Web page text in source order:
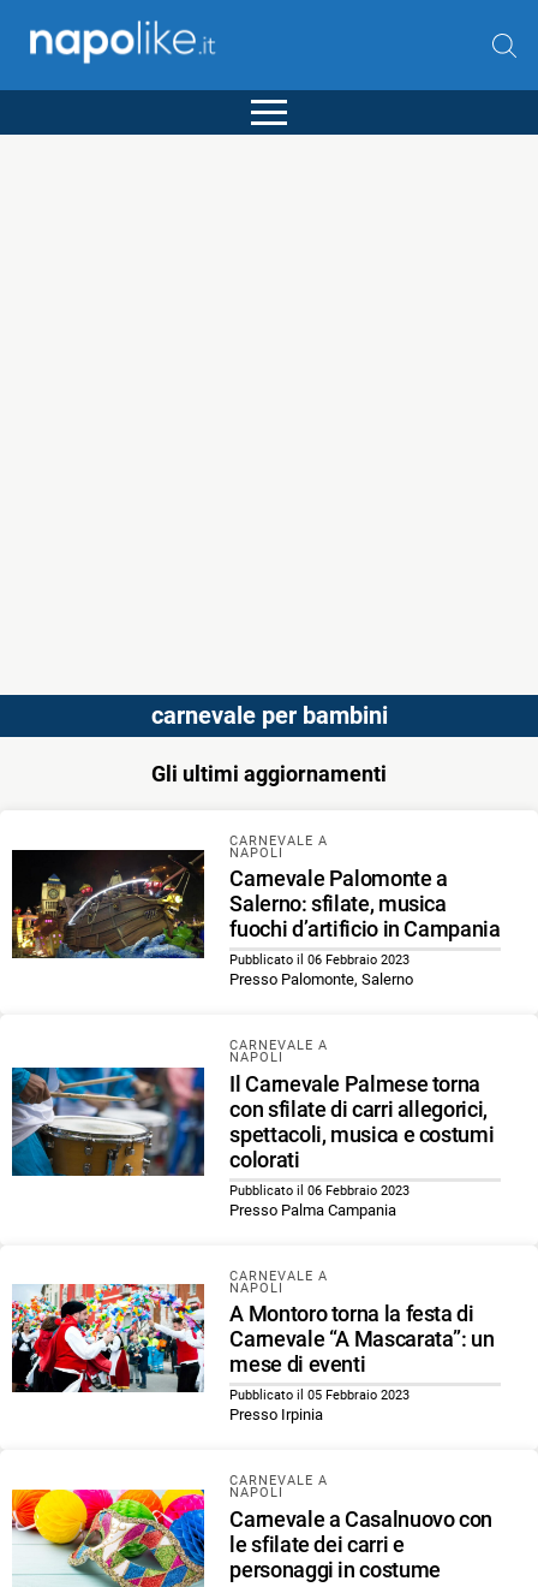
carnevale per bambini
Gli ultimi aggiornamenti
CARNEVALE A
NAPOLI
Carnevale Palomonte a
Salerno: sfilate, musica
fuochi d’artificio in Campania
Pubblicato il 06 Febbraio 2023
Presso Palomonte, Salerno
CARNEVALE A
NAPOLI
Il Carnevale Palmese torna
con sfilate di carri allegorici,
spettacoli, musica e costumi
colorati
Pubblicato il 06 Febbraio 2023
Presso Palma Campania
CARNEVALE A
NAPOLI
A Montoro torna la festa di
Carnevale “A Mascarata”: un
mese di eventi
Pubblicato il 05 Febbraio 2023
Presso Irpinia
CARNEVALE A
NAPOLI
Carnevale a Casalnuovo con
le sfilate dei carri e
personaggi in costume